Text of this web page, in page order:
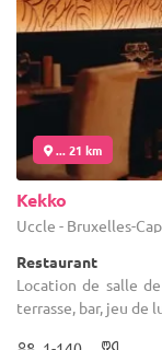
... 21 km
Kekko
Uccle - Bruxelles-
Restaurant
Location de salle
terrasse, bar, jeu de